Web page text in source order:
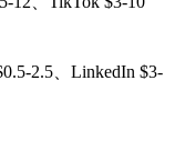
2.5、LinkedIn $3-